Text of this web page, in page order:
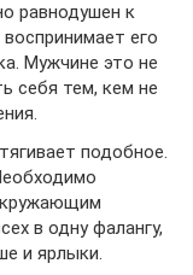
равнодушен к
его
Мужчине это не
себя тем, кем не
подобное.
в одну фалангу,
и ярлыки.